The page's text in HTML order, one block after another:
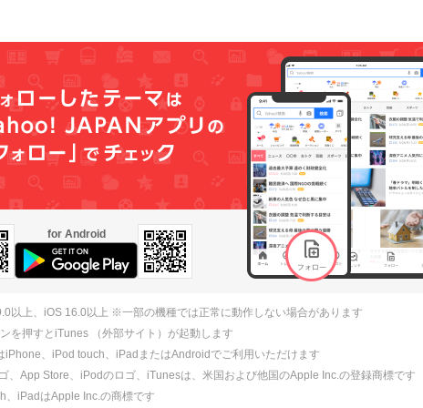
for Android
以上、iOS 16.0以上 ※一部の機種では正常に動作しない場合があります
を押すとiTunes （外部サイト）が起動します
iPhone、iPod touch、iPadまたはAndroidでご利用いただけます
、App Store、iPodのロゴ、iTunesは、米国および他国のApple Inc.の登録商標です
、iPadはApple Inc.の商標です